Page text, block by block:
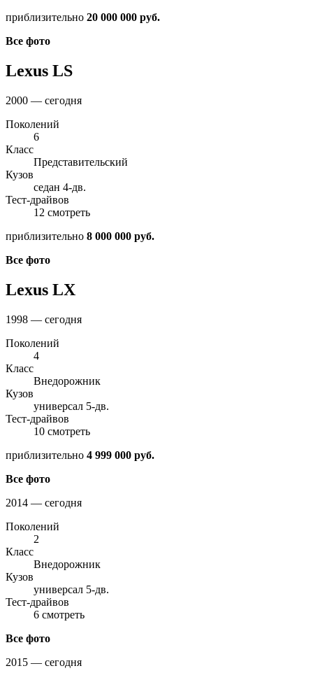
приблизительно 20 000 000 руб.
Все фото
Lexus LS
2000 — сегодня
Поколений
6
Класс
Представительский
Кузов
седан 4-дв.
Тест-драйвов
12 смотреть
приблизительно 8 000 000 руб.
Все фото
Lexus LX
1998 — сегодня
Поколений
4
Класс
Внедорожник
Кузов
универсал 5-дв.
Тест-драйвов
10 смотреть
приблизительно 4 999 000 руб.
Все фото
2014 — сегодня
Поколений
2
Класс
Внедорожник
Кузов
универсал 5-дв.
Тест-драйвов
6 смотреть
Все фото
2015 — сегодня